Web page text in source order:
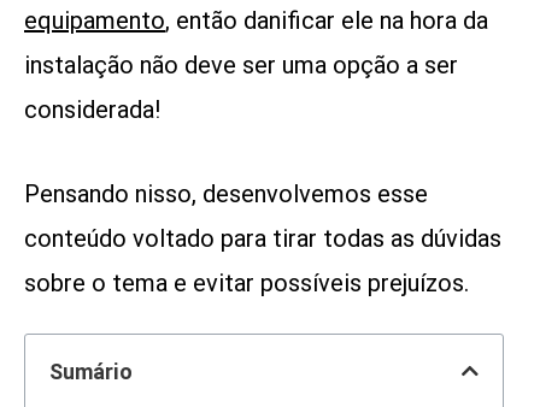
equipamento, então danificar ele na hora da
instalação não deve ser uma opção a ser
considerada!
Pensando nisso, desenvolvemos esse
conteúdo voltado para tirar todas as dúvidas
sobre o tema e evitar possíveis prejuízos.
Sumário